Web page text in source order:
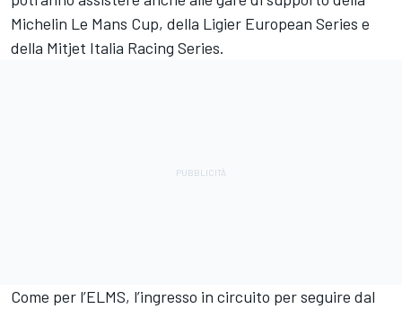
Michelin Le Mans Cup, della Ligier European Series e
della Mitjet Italia Racing Series.
Come per l’ELMS, l’ingresso in circuito per seguire dal